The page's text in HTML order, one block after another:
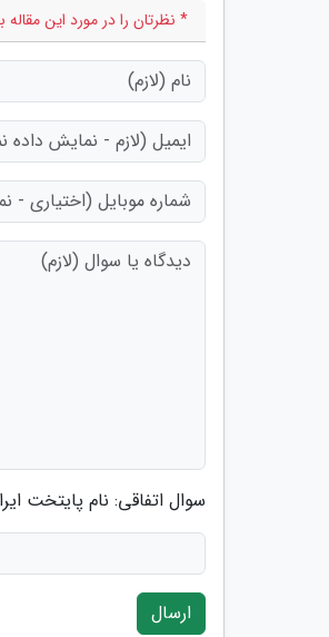
* نظرتان را در مورد این مقاله
سوال اتفاقی: نام پایتخت
ارسال